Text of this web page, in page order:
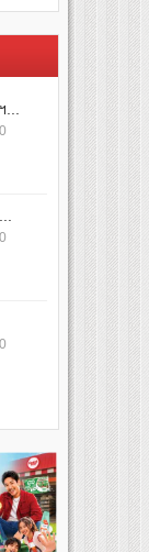
0
0
0